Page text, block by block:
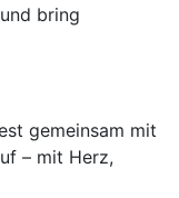
bring
gemeinsam mit
– mit Herz,